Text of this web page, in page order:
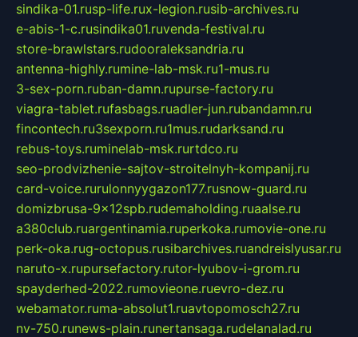
sindika-01.rusp-life.rux-legion.rusib-archives.ru
e-abis-1-c.rusindika01.ruvenda-festival.ru
store-brawlstars.rudooraleksandria.ru
antenna-highly.rumine-lab-msk.ru1-mus.ru
3-sex-porn.ruban-damn.rupurse-factory.ru
viagra-tablet.rufasbags.ruadler-jun.rubandamn.ru
fincontech.ru3sexporn.ru1mus.rudarksand.ru
rebus-toys.ruminelab-msk.rurtdco.ru
seo-prodvizhenie-sajtov-stroitelnyh-kompanij.ru
card-voice.rurulonnyygazon177.rusnow-guard.ru
domizbrusa-9x12spb.rudemaholding.ruaalse.ru
a380club.ruargentinamia.ruperkoka.rumovie-one.ru
perk-oka.rug-octopus.rusibarchives.ruandreislyusar.ru
naruto-x.rupursefactory.rutor-lyubov-i-grom.ru
spayderhed-2022.rumovieone.ruevro-dez.ru
webamator.ruma-absolut1.ruavtopomosch27.ru
nv-750.runews-plain.runertansaga.rudelanalad.ru